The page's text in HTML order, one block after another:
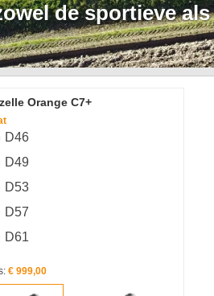
de sportieve
Orange C7+
D46
D49
D53
D57
D61
€ 999,00